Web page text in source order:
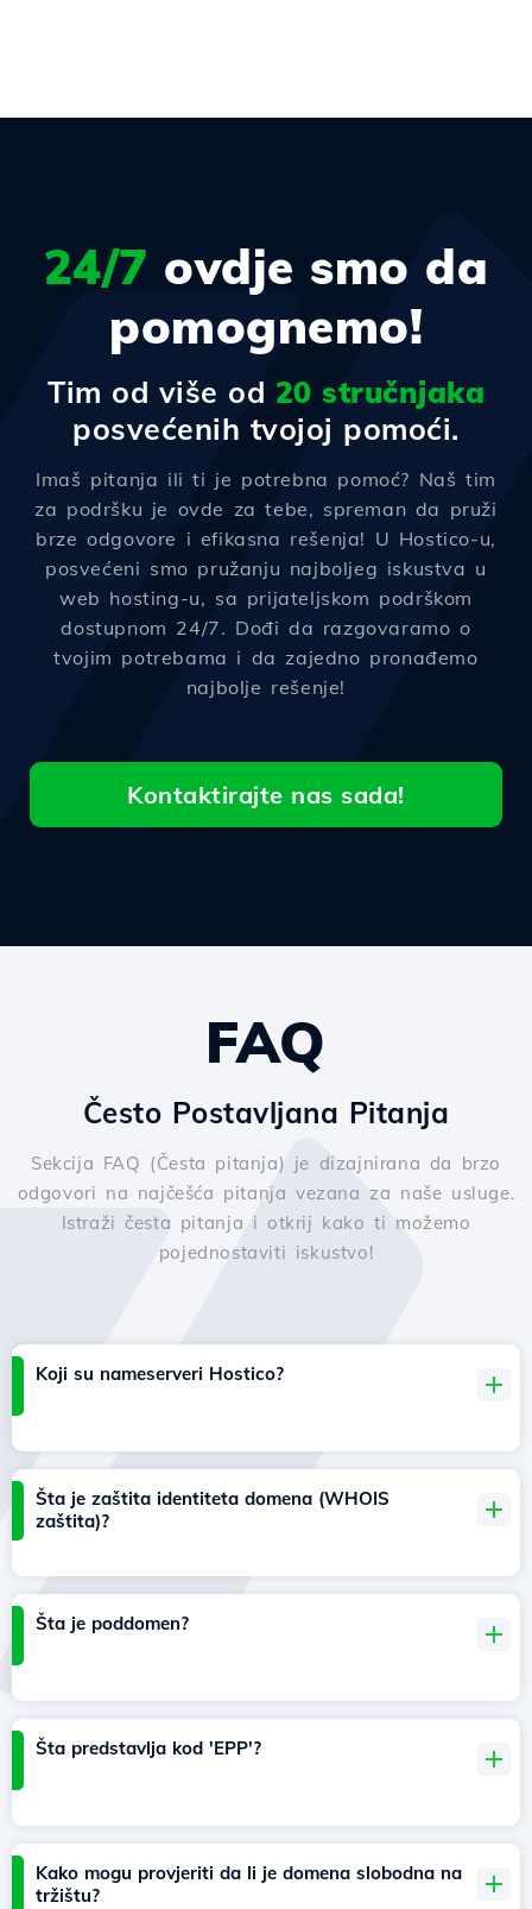
24/7 ovdje smo da
pomognemo!
Tim od više od 20 stručnjaka
posvećenih tvojoj pomoći.
Imaš pitanja ili ti je potrebna pomoć? Naš tim
za podršku je ovde za tebe, spreman da pruži
brze odgovore i efikasna rešenja! U Hostico-u,
posvećeni smo pružanju najboljeg iskustva u
web hosting-u, sa prijateljskom podrškom
dostupnom 24/7. Dođi da razgovaramo o
tvojim potrebama i da zajedno pronađemo
najbolje rešenje!
Kontaktirajte nas sada!
FAQ
Često Postavljana Pitanja
Sekcija FAQ (Česta pitanja) je dizajnirana da brzo
odgovori na najčešća pitanja vezana za naše usluge.
Istraži česta pitanja i otkrij kako ti možemo
pojednostaviti iskustvo!
Koji su nameserveri Hostico?
Šta je zaštita identiteta domena (WHOIS
zaštita)?
Šta je poddomen?
Šta predstavlja kod 'EPP'?
Kako mogu provjeriti da li je domena slobodna na
tržištu?